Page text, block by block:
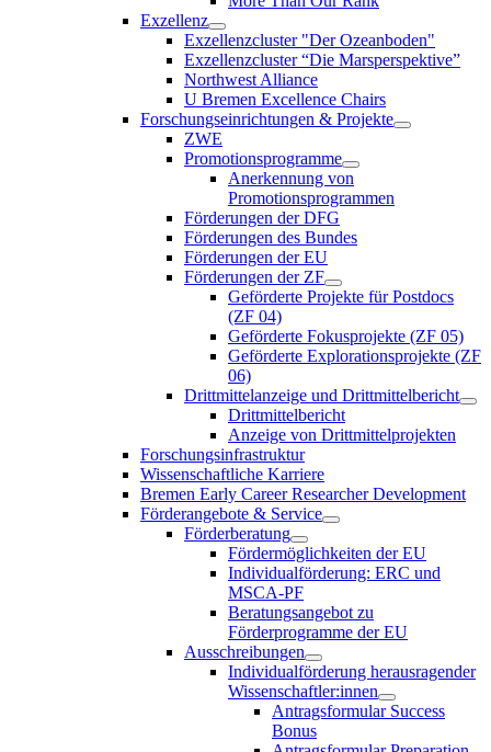
Exzellenz
Exzellenzcluster "Der Ozeanboden"
Exzellenzcluster “Die Marsperspektive”
Northwest Alliance
U Bremen Excellence Chairs
Forschungseinrichtungen & Projekte
ZWE
Promotionsprogramme
Anerkennung von
Promotionsprogrammen
Förderungen der DFG
Förderungen des Bundes
Förderungen der EU
Förderungen der ZF
Geförderte Projekte für Postdocs
(ZF 04)
Geförderte Fokusprojekte (ZF 05)
Geförderte Explorationsprojekte (ZF
06)
Drittmittelanzeige und Drittmittelbericht
Drittmittelbericht
Anzeige von Drittmittelprojekten
Forschungsinfrastruktur
Wissenschaftliche Karriere
Bremen Early Career Researcher Development
Förderangebote & Service
Förderberatung
Fördermöglichkeiten der EU
Individualförderung: ERC und
MSCA-PF
Beratungsangebot zu
Förderprogramme der EU
Ausschreibungen
Individualförderung herausragender
Wissenschaftler:innen
Antragsformular Success
Bonus